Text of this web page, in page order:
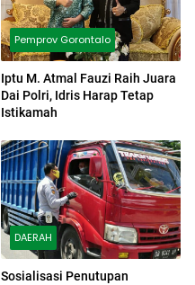
Pemprov Gorontalo
Iptu M. Atmal Fauzi Raih Juara
Dai Polri, Idris Harap Tetap
Istikamah
DAERAH
Sosialisasi Penutupan